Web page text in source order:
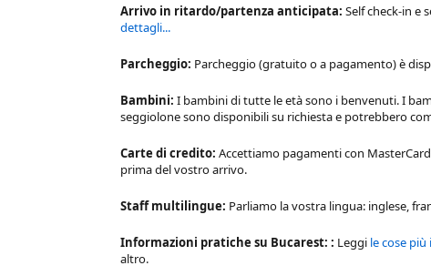
Arrivo in ritardo/partenza anticipata: Self check-in e
dettagli...
Parcheggio: Parcheggio (gratuito o a pagamento) è
Bambini: I bambini di tutte le età sono i benvenuti. I
seggiolone sono disponibili su richiesta e potrebbero
Carte di credito: Accettiamo pagamenti con
prima del vostro arrivo.
Staff multilingue: Parliamo la vostra lingua: inglese,
Informazioni pratiche su Bucarest: : Leggi le cose
altro.